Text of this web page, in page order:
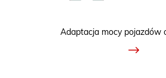
Adaptacja mocy pojazdów